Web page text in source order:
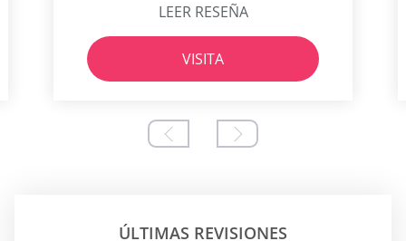
LEER RESEÑA
VISITA
ÚLTIMAS REVISIONES